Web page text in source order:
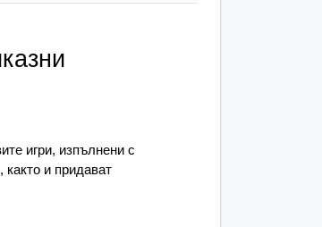
основа е подчертана
и създават елегантен,
игри, изпълнени с
и придават